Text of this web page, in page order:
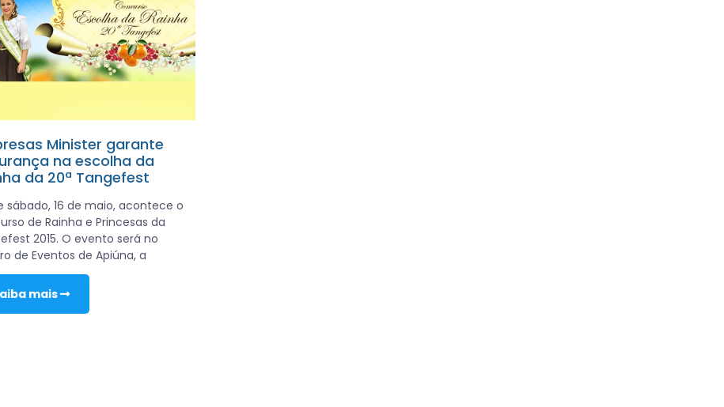
Minister garante
na escolha da
da 20ª Tangefest
sábado, 16 de maio, acontece o
de Rainha e Princesas da
2015. O evento será no
de Eventos de Apiúna, a
mais